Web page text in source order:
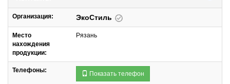
Организация: ЭкоСтиль
Место
нахождения
продукции:
Рязань
Телефоны: Показать телефон